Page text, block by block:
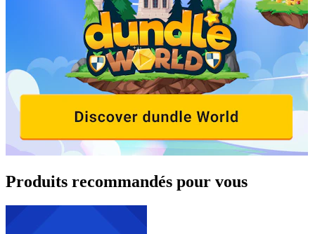
Produits recommandés pour vous